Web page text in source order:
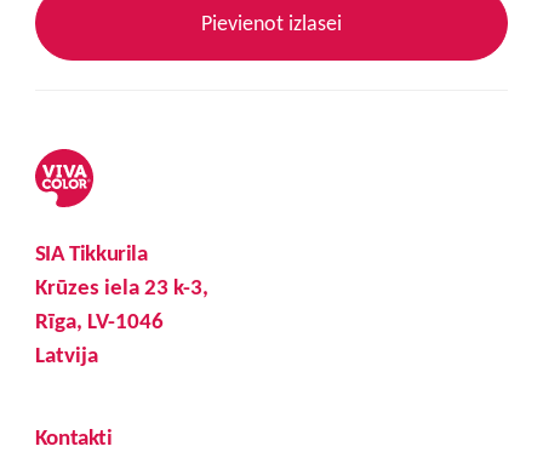
Pievienot izlasei
SIA Tikkurila
Krūzes iela 23 k-3,
Rīga, LV-1046
Latvija
Kontakti